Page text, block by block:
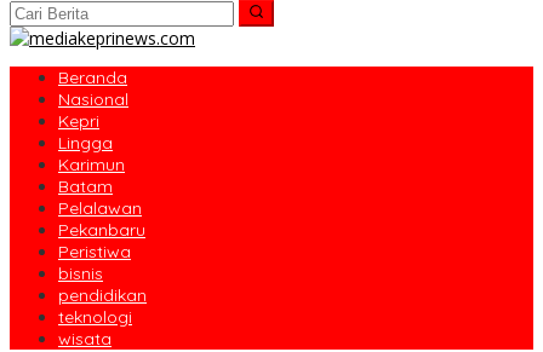
Beranda
Nasional
Kepri
Lingga
Karimun
Batam
Pelalawan
Pekanbaru
Peristiwa
bisnis
pendidikan
teknologi
wisata